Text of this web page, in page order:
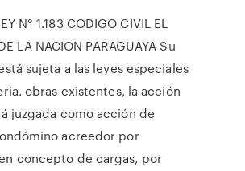
N° 1.183 CODIGO CIVIL EL
LA NACION PARAGUAYA Su
sujeta a las leyes especiales
obras existentes, la acción
juzgada como acción de
acreedor por
concepto de cargas, por